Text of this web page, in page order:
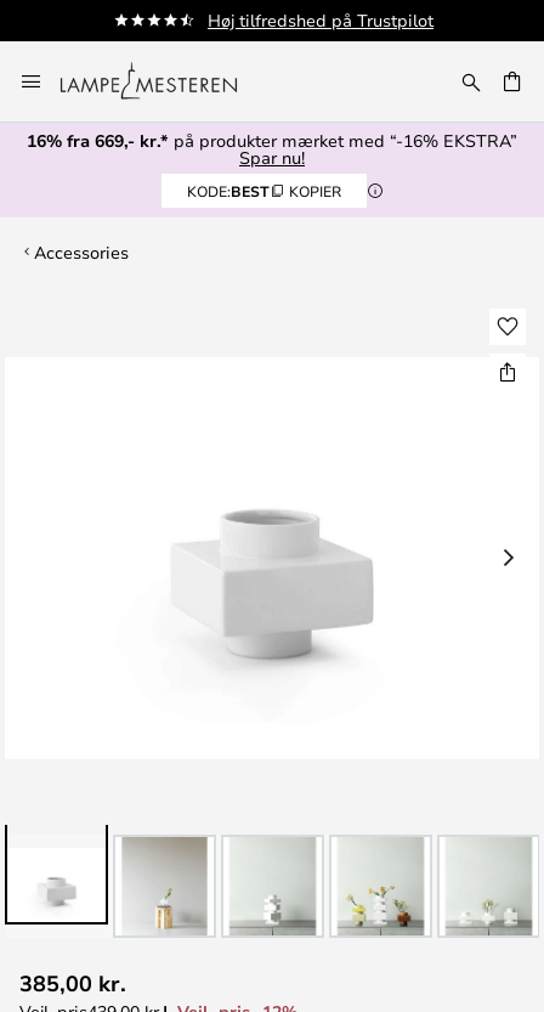
på Trustpilot Fri fragt fra 499,-
to
Content
16% fra 669,- kr.* på produkter mærket med “-16% EKSTRA”
Spar nu!
KODE:BEST KOPIER
Accessories
til385,00 kr.